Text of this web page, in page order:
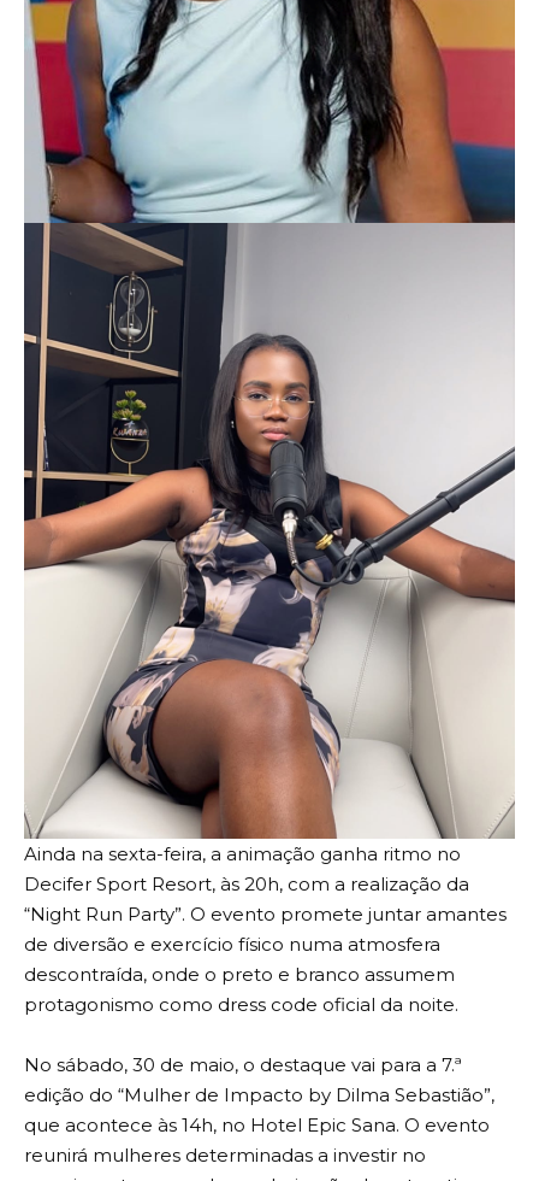
Ainda na sexta-feira, a animação ganha ritmo no
Decifer Sport Resort, às 20h, com a realização da
“Night Run Party”. O evento promete juntar amantes
de diversão e exercício físico numa atmosfera
descontraída, onde o preto e branco assumem
protagonismo como dress code oficial da noite.
No sábado, 30 de maio, o destaque vai para a 7.ª
edição do “Mulher de Impacto by Dilma Sebastião”,
que acontece às 14h, no Hotel Epic Sana. O evento
reunirá mulheres determinadas a investir no